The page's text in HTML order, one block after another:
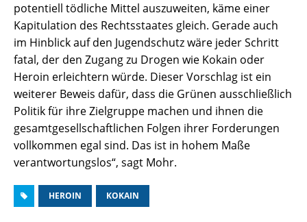
potentiell tödliche Mittel auszuweiten, käme einer
Kapitulation des Rechtsstaates gleich. Gerade auch
im Hinblick auf den Jugendschutz wäre jeder Schritt
fatal, der den Zugang zu Drogen wie Kokain oder
Heroin erleichtern würde. Dieser Vorschlag ist ein
weiterer Beweis dafür, dass die Grünen ausschließlich
Politik für ihre Zielgruppe machen und ihnen die
gesamtgesellschaftlichen Folgen ihrer Forderungen
vollkommen egal sind. Das ist in hohem Maße
verantwortungslos“, sagt Mohr.
HEROIN KOKAIN